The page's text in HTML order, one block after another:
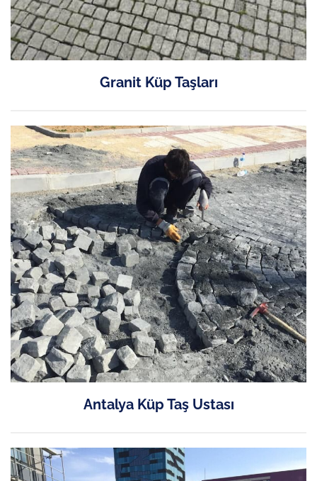
Granit Küp Taşları
Antalya Küp Taş Ustası